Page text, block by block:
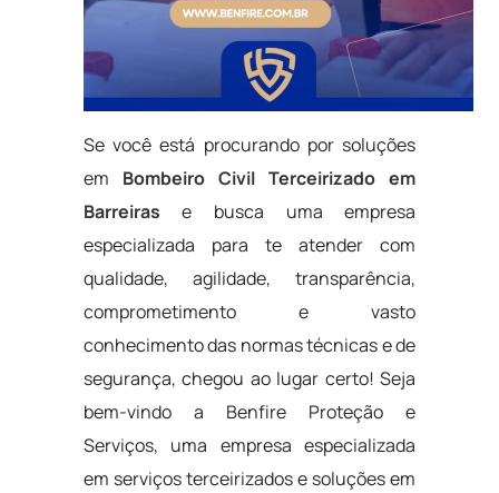
Se você está procurando por soluções
em Bombeiro Civil Terceirizado em
Barreirase busca uma empresa
especializada para te atender com
qualidade, agilidade, transparência,
comprometimento e vasto
conhecimento das normas técnicas e de
segurança, chegou ao lugar certo! Seja
bem-vindo a Benfire Proteção e
Serviços, uma empresa especializada
em serviços terceirizados e soluções em